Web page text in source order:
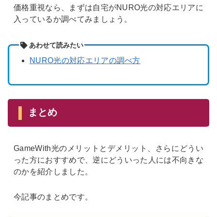
価格重視なら、まずは自宅がNURO光の対応エリアに
入っているか調べてみましょう。
あわせて読みたい
NURO光の対応エリアの調べ方
まとめ
GameWith光のメリットとデメリット、さらにどうい
った方におすすめで、逆にどういった人には不向きな
のかを紹介しました。
今記事のまとめです。